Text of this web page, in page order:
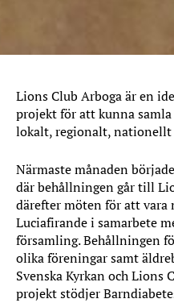
Lions Club Arboga är en
projekt för att kunna
lokalt, regionalt,
Närmaste månaden
där behållningen går till
därefter möten för att vara
Luciafirande i samarbete
församling. Behållningen
olika föreningar samt
Svenska Kyrkan och Lions
projekt stödjer